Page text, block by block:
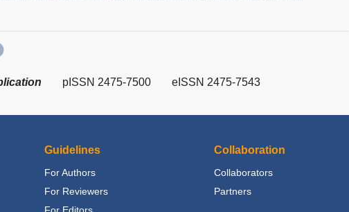
pISSN 2475-7500 eISSN 2475-7543
Guidelines
For Authors
For Reviewers
For Editors
Collaboration
Collaborators
Partners